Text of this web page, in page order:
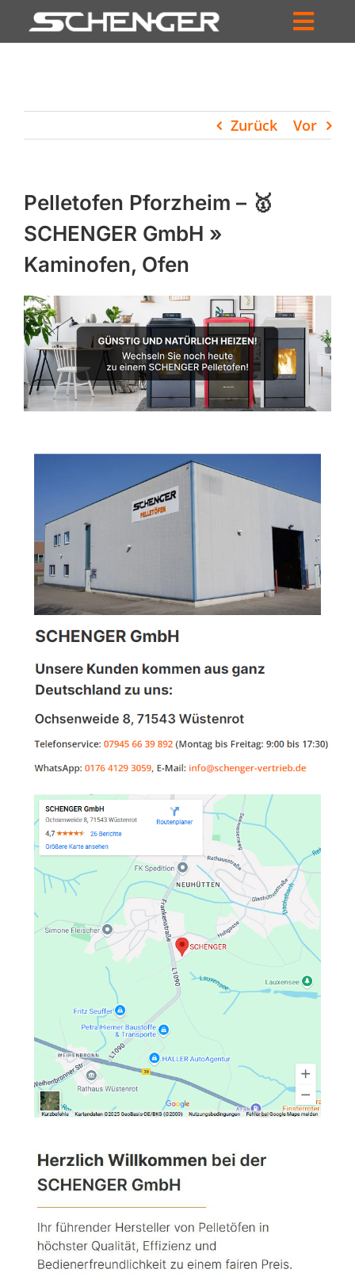
Inhalt
HÄNDLERSUCHE
UNTERNEHMEN
PROFIL
WARENKORB
PRODUCTS
SEARCH
Zurück Vor
Pelletofen Pforzheim – 🥇
SCHENGER GmbH »
Kaminofen, Ofen